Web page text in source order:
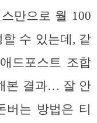
만으로 월 100
수 있는데, 같
드포스트 조합
본 결과… 잘 안
버는 방법은 티